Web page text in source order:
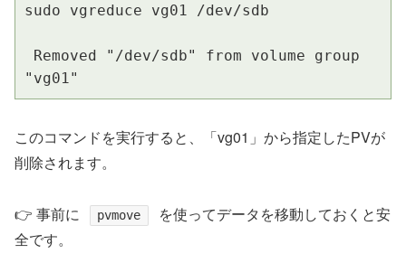
sudo vgreduce vg01 /dev/sdb
"vg01"
このコマンドを実行すると、「vg01」から指定したPVが
削除されます。
👉 事前に pvmove
を使ってデータを移動しておくと安
全です。